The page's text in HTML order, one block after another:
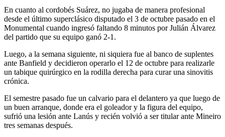
En cuanto al cordobés Suárez, no jugaba de manera profesional
desde el último superclásico disputado el 3 de octubre pasado en el
Monumental cuando ingresó faltando 8 minutos por Julián Álvarez
del partido que su equipo ganó 2-1.
Luego, a la semana siguiente, ni siquiera fue al banco de suplentes
ante Banfield y decidieron operarlo el 12 de octubre para realizarle
un tabique quirúrgico en la rodilla derecha para curar una sinovitis
crónica.
El semestre pasado fue un calvario para el delantero ya que luego de
un buen arranque, donde era el goleador y la figura del equipo,
sufrió una lesión ante Lanús y recién volvió a ser titular ante Mineiro
tres semanas después.